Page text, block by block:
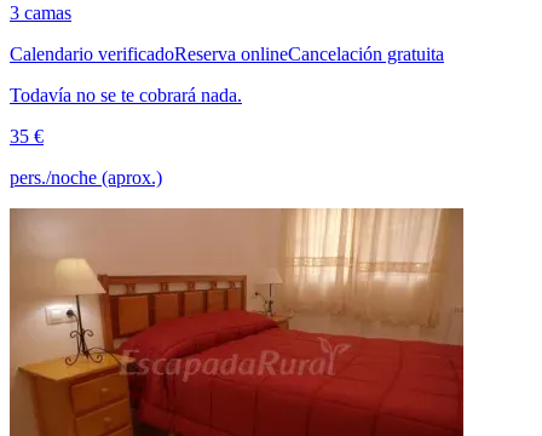
3 camas
Calendario verificadoReserva onlineCancelación gratuita
Todavía no se te cobrará nada.
35 €
pers./noche (aprox.)